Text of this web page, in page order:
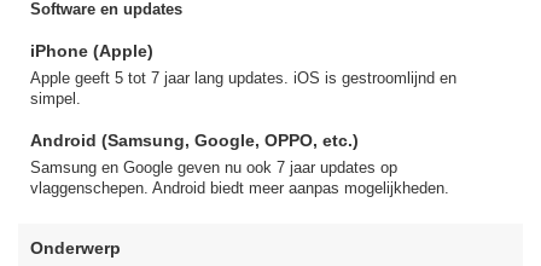
Software en updates
iPhone (Apple)
Apple geeft 5 tot 7 jaar lang updates. iOS is gestroomlijnd en
simpel.
Android (Samsung, Google, OPPO, etc.)
Samsung en Google geven nu ook 7 jaar updates op
vlaggenschepen. Android biedt meer aanpas mogelijkheden.
Onderwerp